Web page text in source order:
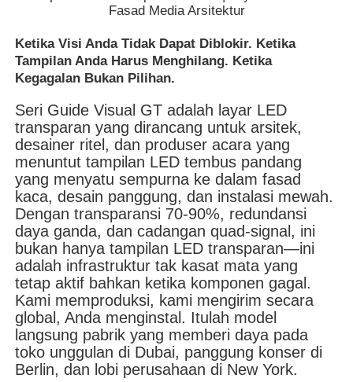
Rumah
Produk
Video
Pertunjukan VR
Tentang Kami
Tur Pabrik
Kontrol kualitas
Fasad Media Arsitektur
Ketika Visi Anda Tidak Dapat Diblokir. Ketika
Tampilan Anda Harus Menghilang. Ketika
Kegagalan Bukan Pilihan.
Seri Guide Visual GT adalah layar LED
transparan yang dirancang untuk arsitek,
desainer ritel, dan produser acara yang
menuntut tampilan LED tembus pandang
yang menyatu sempurna ke dalam fasad
kaca, desain panggung, dan instalasi mewah.
Dengan transparansi 70-90%, redundansi
daya ganda, dan cadangan quad-signal, ini
bukan hanya tampilan LED transparan—ini
adalah infrastruktur tak kasat mata yang
tetap aktif bahkan ketika komponen gagal.
Kami memproduksi, kami mengirim secara
global, Anda menginstal. Itulah model
langsung pabrik yang memberi daya pada
toko unggulan di Dubai, panggung konser di
Berlin, dan lobi perusahaan di New York.